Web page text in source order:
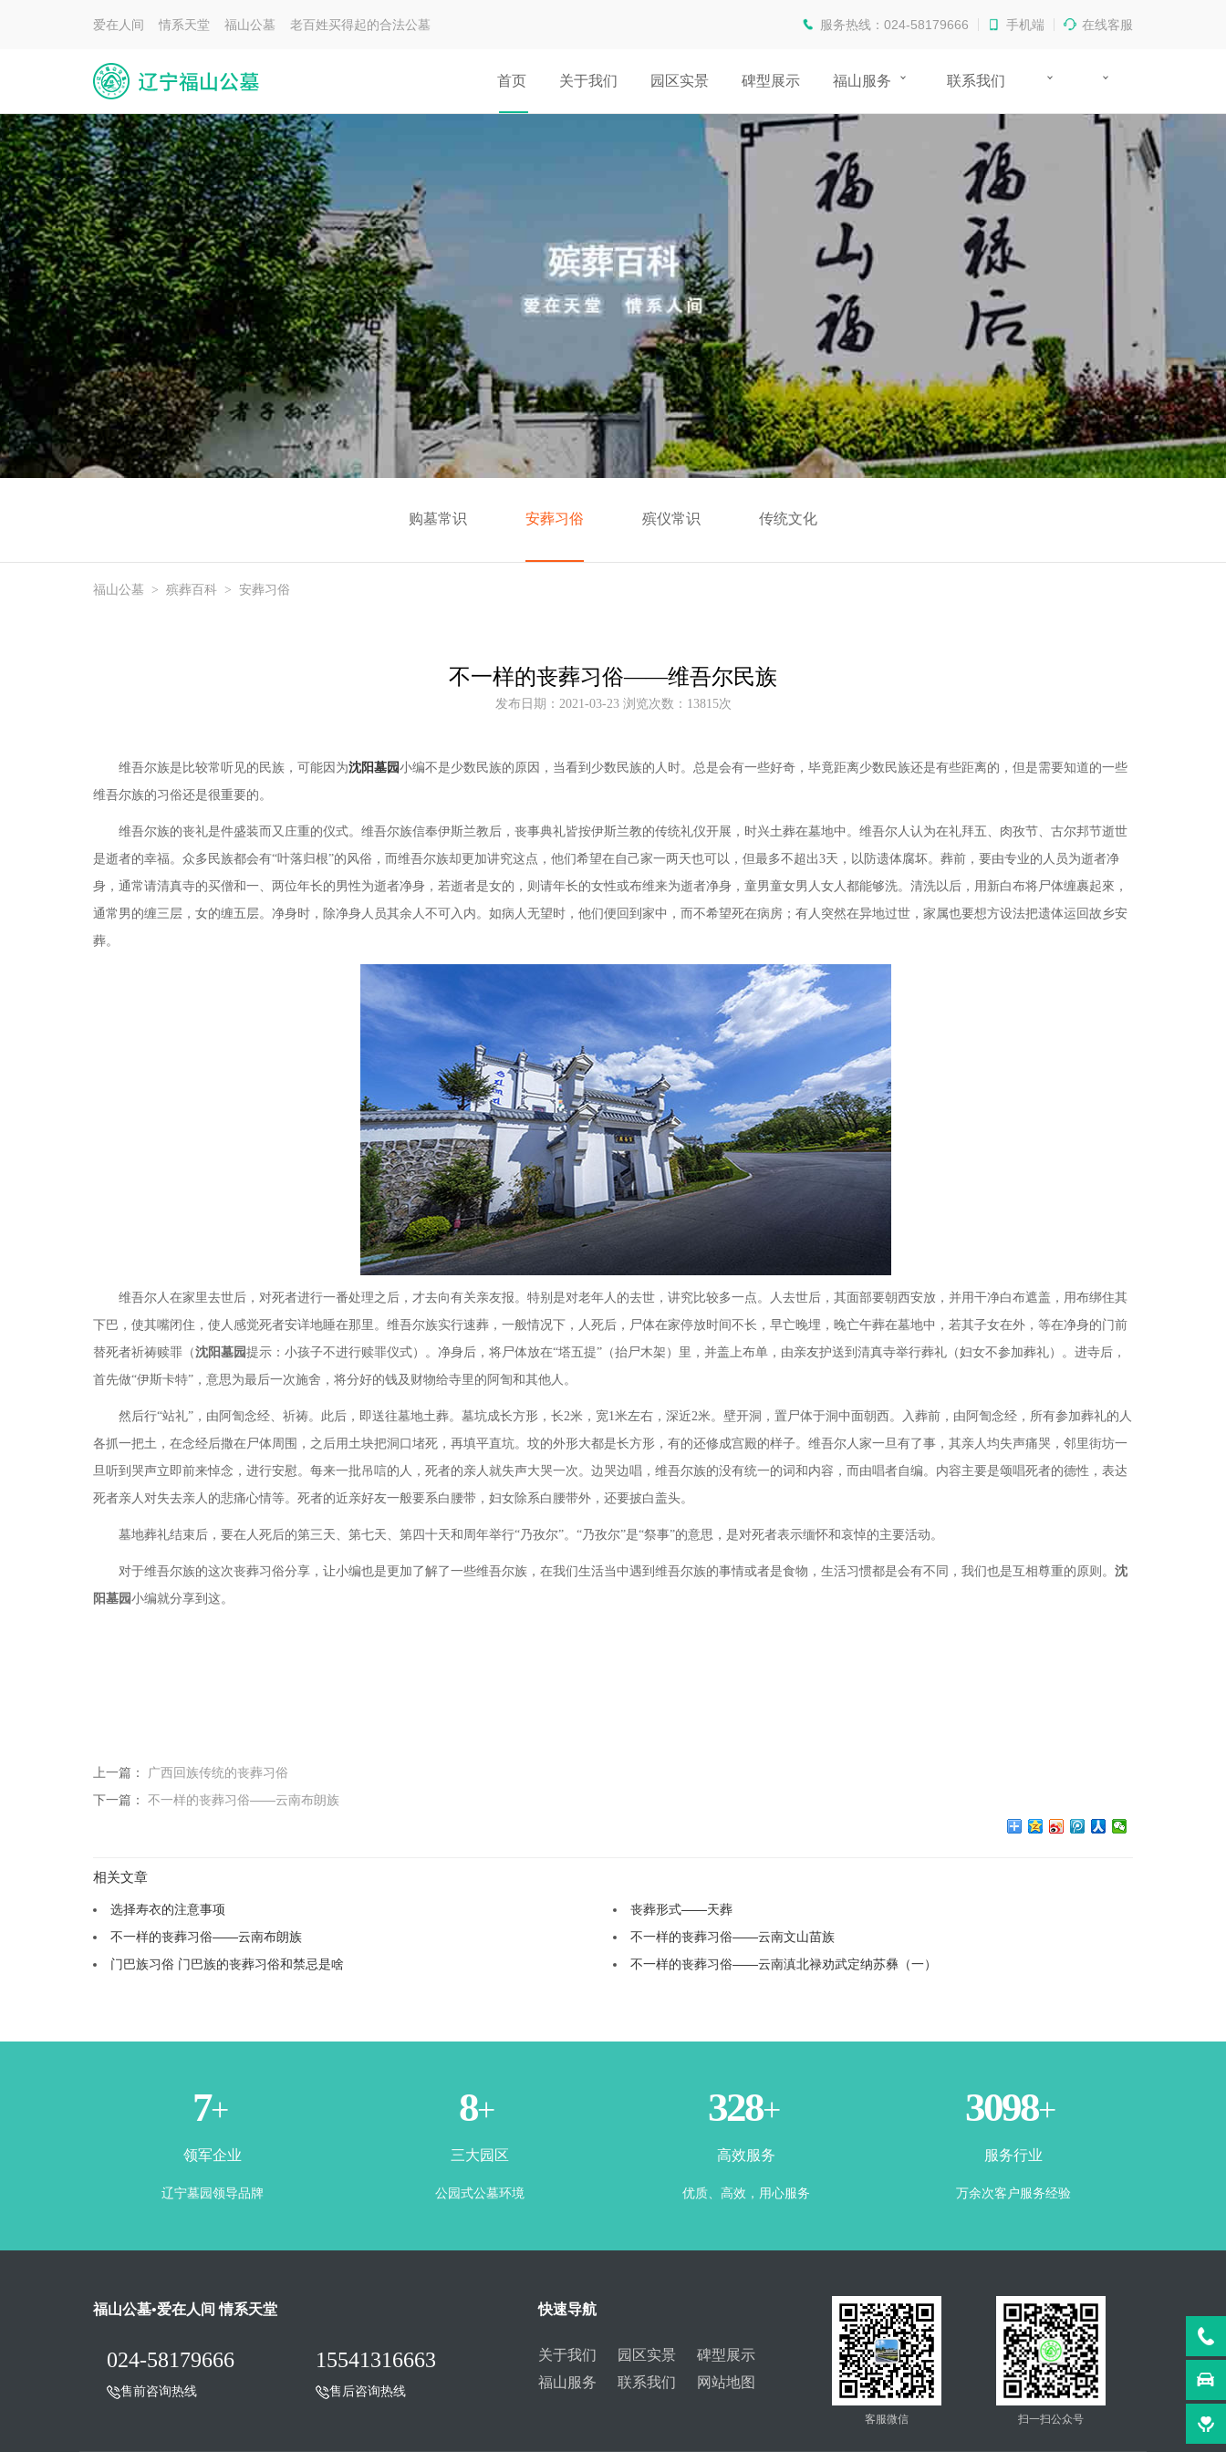
爱在人间 情系天堂 福山公墓 老百姓买得起的合法公墓 服务热线：024-58179666 手机端 在线客服
首页 关于我们 园区实景 碑型展示 福山服务 联系我们
购墓常识 安葬习俗 殡仪常识 传统文化
福山公墓 > 殡葬百科 > 安葬习俗
不一样的丧葬习俗——维吾尔民族
发布日期：2021-03-23 浏览次数：13815次
维吾尔族是比较常听见的民族，可能因为沈阳墓园小编不是少数民族的原因，当看到少数民族的人时。总是会有一些好奇，毕竟距离少数民族还是有些距离的，但是需要知道的一些
维吾尔族的习俗还是很重要的。
维吾尔族的丧礼是件盛装而又庄重的仪式。维吾尔族信奉伊斯兰教后，丧事典礼皆按伊斯兰教的传统礼仪开展，时兴土葬在墓地中。维吾尔人认为在礼拜五、肉孜节、古尔邦节逝世
是逝者的幸福。众多民族都会有“叶落归根”的风俗，而维吾尔族却更加讲究这点，他们希望在自己家一两天也可以，但最多不超出3天，以防遗体腐坏。葬前，要由专业的人员为逝者净
身，通常请清真寺的买僧和一、两位年长的男性为逝者净身，若逝者是女的，则请年长的女性或布维来为逝者净身，童男童女男人女人都能够洗。清洗以后，用新白布将尸体缠裹起來，
通常男的缠三层，女的缠五层。净身时，除净身人员其余人不可入内。如病人无望时，他们便回到家中，而不希望死在病房；有人突然在异地过世，家属也要想方设法把遗体运回故乡安
葬。
维吾尔人在家里去世后，对死者进行一番处理之后，才去向有关亲友报。特别是对老年人的去世，讲究比较多一点。人去世后，其面部要朝西安放，并用干净白布遮盖，用布绑住其
下巴，使其嘴闭住，使人感觉死者安详地睡在那里。维吾尔族实行速葬，一般情况下，人死后，尸体在家停放时间不长，早亡晚埋，晚亡午葬在墓地中 ，若其子女在外，等在净身的门前
替死者祈祷赎罪（沈阳墓园提示： 小孩子不进行赎罪仪式）。净身后，将尸体放在“塔五提”（抬尸木架）里，并盖上布单，由亲友护送到清真寺举行葬礼（妇女不参加葬礼）。进寺后，
首先做“伊斯卡特”，意思为最后一次施舍，将分好的钱及财物给寺里的阿訇和其他人。
然后行“站礼”，由阿訇念经、祈祷。此后，即送往墓地土葬。墓坑成长方形，长2米，宽1米左右，深近2米。壁开洞，置尸体于洞中面朝西。入葬前，由阿訇念经，所有参加葬礼的人
各抓一把土，在念经后撒在尸体周围，之后用土块把洞口堵死，再填平直坑。坟的外形大都是长方形，有的还修成宫殿的样子。维吾尔人家一旦有了事，其亲人均失声痛哭，邻里街坊一
旦听到哭声立即前来悼念，进行安慰。每来一批吊唁的人，死者的亲人就失声大哭一次。边哭边唱，维吾尔族的没有统一的词和内容，而由唱者自编。内容主要是颂唱死者的德性，表达
死者亲人对失去亲人的悲痛心情等。死者的近亲好友一般要系白腰带，妇女除系白腰带外，还要披白盖头。
墓地葬礼结束后，要在人死后的第三天、第七天、第四十天和周年举行“乃孜尔”。“乃孜尔”是“祭事”的意思，是对死者表示缅怀和哀悼的主要活动。
对于维吾尔族的这次丧葬习俗分享，让小编也是更加了解了一些维吾尔族，在我们生活当中遇到维吾尔族的事情或者是食物，生活习惯都是会有不同，我们也是互相尊重的原则。 沈
阳墓园小编就分享到这。
上一篇：
广西回族传统的丧葬习俗
下一篇： 不一样的丧葬习俗——云南布朗族
相关文章
选择寿衣的注意事项
丧葬形式——天葬
不一样的丧葬习俗——云南布朗族
不一样的丧葬习俗——云南文山苗族
门巴族习俗 门巴族的丧葬习俗和禁忌是啥
不一样的丧葬习俗——云南滇北禄劝武定纳苏彝（一）
1+
领军企业
辽宁墓园领导品牌
3+
三大园区
公园式公墓环境
365+
高效服务
优质、高效，用心服务
3500+
服务行业
万余次客户服务经验
福山公墓•爱在人间 情系天堂
024-58179666
售前咨询热线
15541316663
售后咨询热线
快速导航
关于我们 园区实景
碑型展示
福山服务
联系我们 网站地图
客服微信 扫一扫公众号